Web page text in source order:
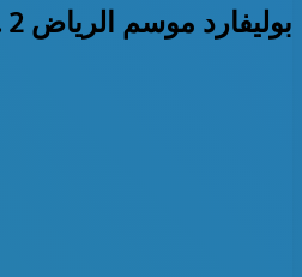
بوليفارد موسم الرياض 2 ..أهم الفعاليات وسعر التذكرة والحجز